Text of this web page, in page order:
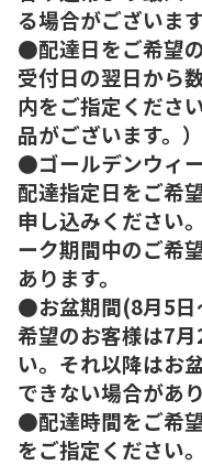
る場合がございま
●配達日をご希望
受付日の翌日から
内をご指定くださ
品がございます。）
●ゴールデンウィ
配達指定日をご希
申し込みください
ーク期間中のご希
あります。
●お盆期間(8月5日
希望のお客様は7
い。それ以降はお
できない場合があり
●配達時間をご希
をご指定ください。